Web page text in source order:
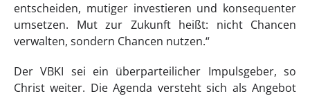
entscheiden, mutiger investieren und konsequenter
umsetzen. Mut zur Zukunft heißt: nicht Chancen
verwalten, sondern Chancen nutzen.“
Der VBKI sei ein überparteilicher Impulsgeber, so
Christ weiter. Die Agenda versteht sich als Angebot